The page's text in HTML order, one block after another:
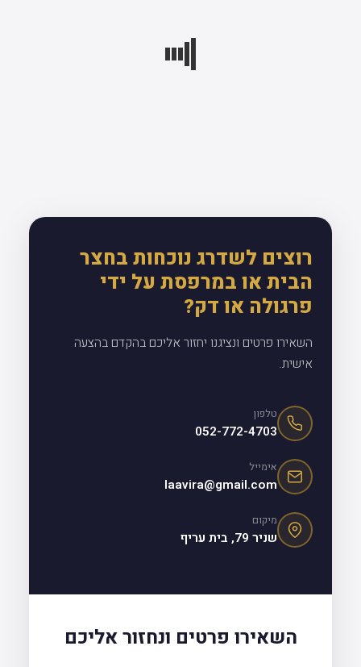
רוצים לשדרג נוכחות בחצר
הבית או במרפסת על ידי
פרגולה או דק?
השאירו פרטים ונציגנו יחזור אליכם בהקדם בהצעה
אישית.
טלפון
052-772-4703
אימייל
laavira@gmail.com
מיקום
שניר 79, בית עריף
השאירו פרטים ונחזור אליכם